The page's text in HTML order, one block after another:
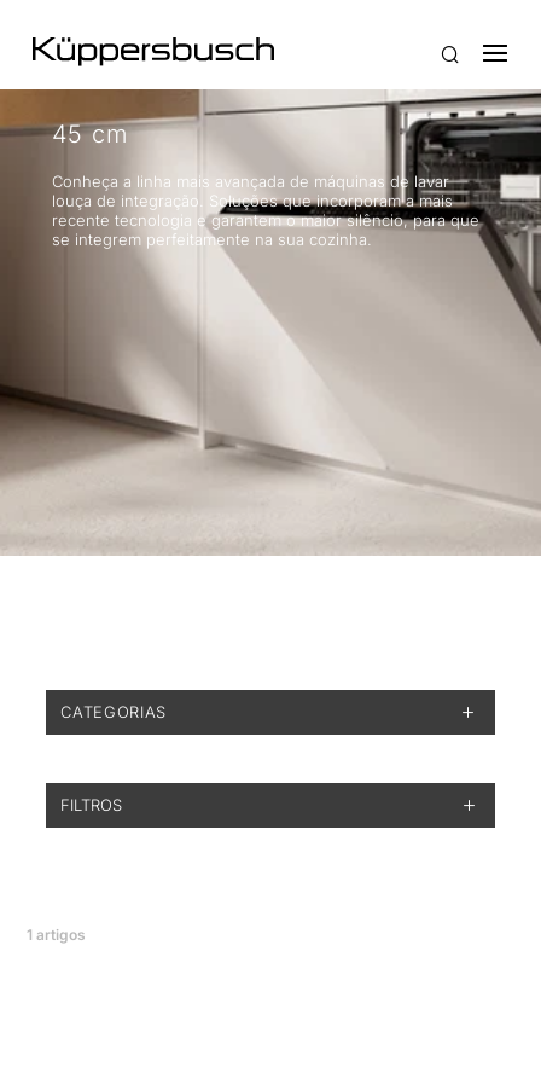
45 cm
Conheça a linha mais avançada de máquinas de lavar
louça de integração. Soluções que incorporam a mais
recente tecnologia e garantem o maior silêncio, para que
se integrem perfeitamente na sua cozinha.
CATEGORIAS
FILTROS
1 artigos